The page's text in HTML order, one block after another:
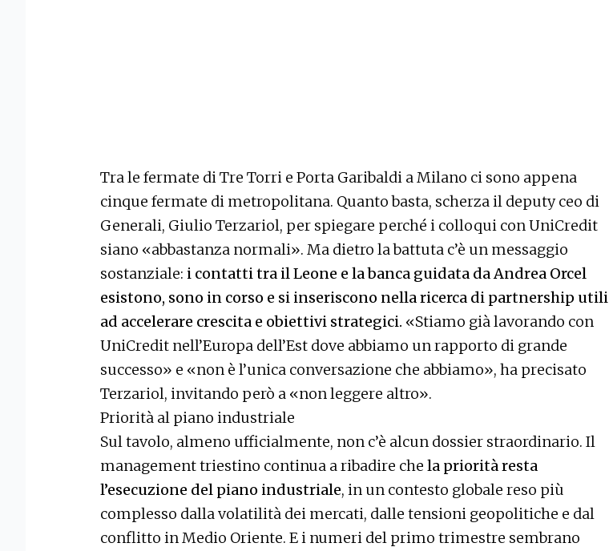
Tra le fermate di Tre Torri e Porta Garibaldi a Milano ci sono appena
cinque fermate di metropolitana. Quanto basta, scherza il deputy ceo di
Generali, Giulio Terzariol, per spiegare perché i colloqui con UniCredit
siano «abbastanza normali». Ma dietro la battuta c’è un messaggio
sostanziale: i contatti tra il Leone e la banca guidata da Andrea Orcel
esistono, sono in corso e si inseriscono nella ricerca di partnership utili
ad accelerare crescita e obiettivi strategici. «Stiamo già lavorando con
UniCredit nell’Europa dell’Est dove abbiamo un rapporto di grande
successo» e «non è l’unica conversazione che abbiamo», ha precisato
Terzariol, invitando però a «non leggere altro».
Priorità al piano industriale
Sul tavolo, almeno ufficialmente, non c’è alcun dossier straordinario. Il
management triestino continua a ribadire che la priorità resta
l’esecuzione del piano industriale, in un contesto globale reso più
complesso dalla volatilità dei mercati, dalle tensioni geopolitiche e dal
conflitto in Medio Oriente. E i numeri del primo trimestre sembrano